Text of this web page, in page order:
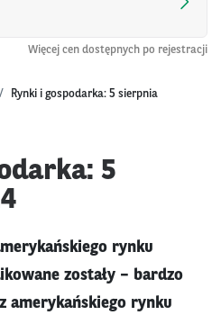
Więcej cen dostępnych po rejestracji
Rynki i gospodarka: 5 sierpnia
5
rynku
zostały – bardzo
amerykańskiego rynku